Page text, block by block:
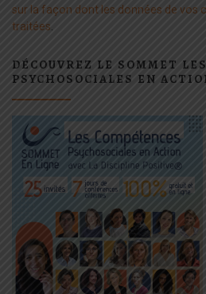
sur la façon dont les données de vos
traitées
DÉCOUVREZ LE SOMMET
PSYCHOSOCIALES EN